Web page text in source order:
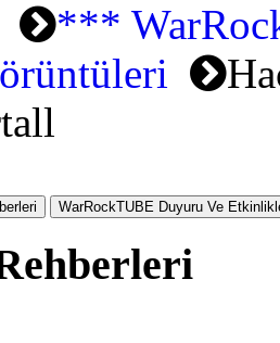
***
WarRockTUBE Duyuru Ve